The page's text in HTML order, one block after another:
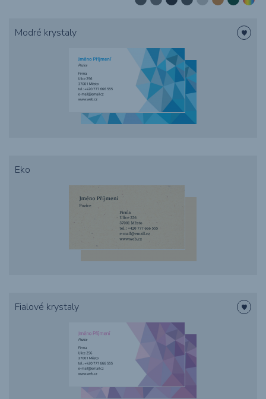
Potisk textilu
Grafika
Modré krystaly
Eko
Fialové krystaly